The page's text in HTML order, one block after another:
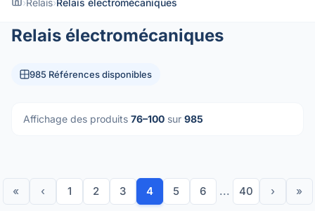
›Relais›Relais électromécaniques
Relais électromécaniques
985 Références disponibles
Affichage des produits 76–100 sur 985
« ‹ 1 2 3 4 5 6 ... 40 › »